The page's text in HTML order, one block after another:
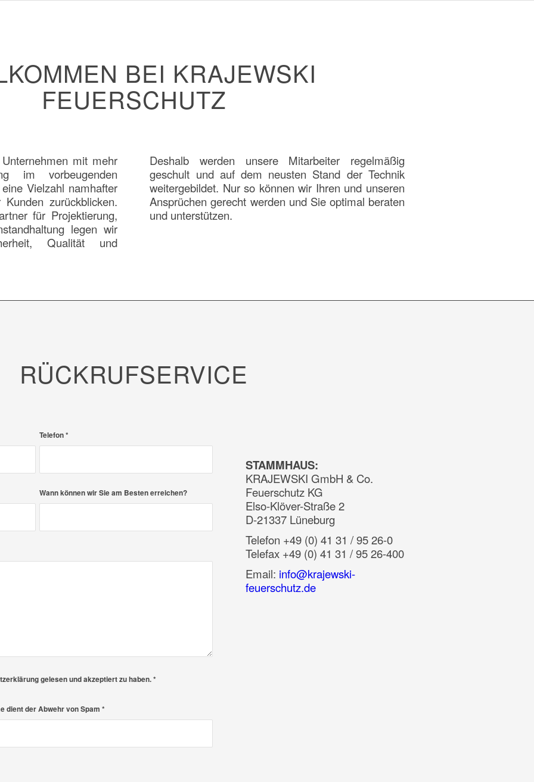
BEI KRAJEWSKI
FEUERSCHUTZ
mit mehr
im vorbeugenden
Vielzahl namhafter
zurückblicken.
für Projektierung,
legen wir
Qualität und
Deshalb werden unsere Mitarbeiter regelmäßig
geschult und auf dem neusten Stand der Technik
weitergebildet. Nur so können wir Ihren und unseren
Ansprüchen gerecht werden und Sie optimal beraten
und unterstützen.
RÜCKRUFSERVICE
Telefon*
Wann können wir Sie am Besten erreichen?
gelesen und akzeptiert zu haben.*
dient der Abwehr von Spam *
STAMMHAUS:
KRAJEWSKI GmbH & Co.
Feuerschutz KG
Elso-Klöver-Straße 2
D-21337 Lüneburg
Telefon +49 (0) 41 31 / 95 26-0
Telefax +49 (0) 41 31 / 95 26-400
Email: info@krajewski-
feuerschutz.de